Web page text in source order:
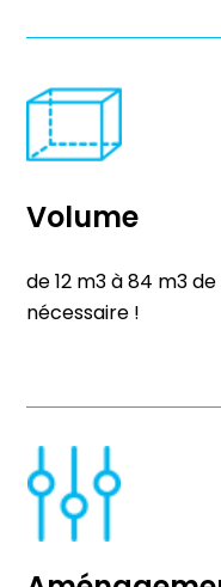
Volume
de 12 m3 à 84 m3
nécessaire !